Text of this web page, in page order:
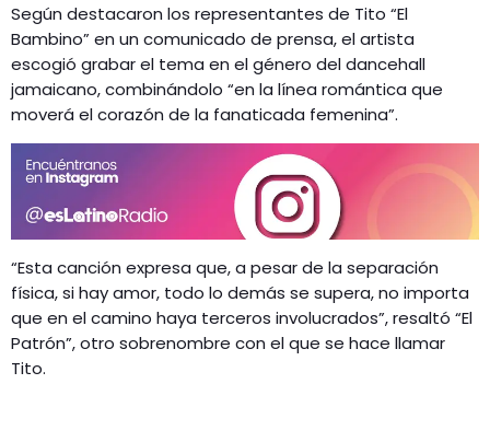
Según destacaron los representantes de Tito “El
Bambino” en un comunicado de prensa, el artista
escogió grabar el tema en el género del dancehall
jamaicano, combinándolo “en la línea romántica que
moverá el corazón de la fanaticada femenina”.
“Esta canción expresa que, a pesar de la separación
física, si hay amor, todo lo demás se supera, no importa
que en el camino haya terceros involucrados”, resaltó “El
Patrón”, otro sobrenombre con el que se hace llamar
Tito.